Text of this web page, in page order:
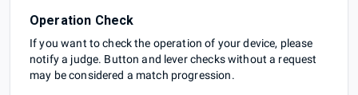
Operation Check
If you want to check the operation of your device, please
notify a judge. Button and lever checks without a request
may be considered a match progression.